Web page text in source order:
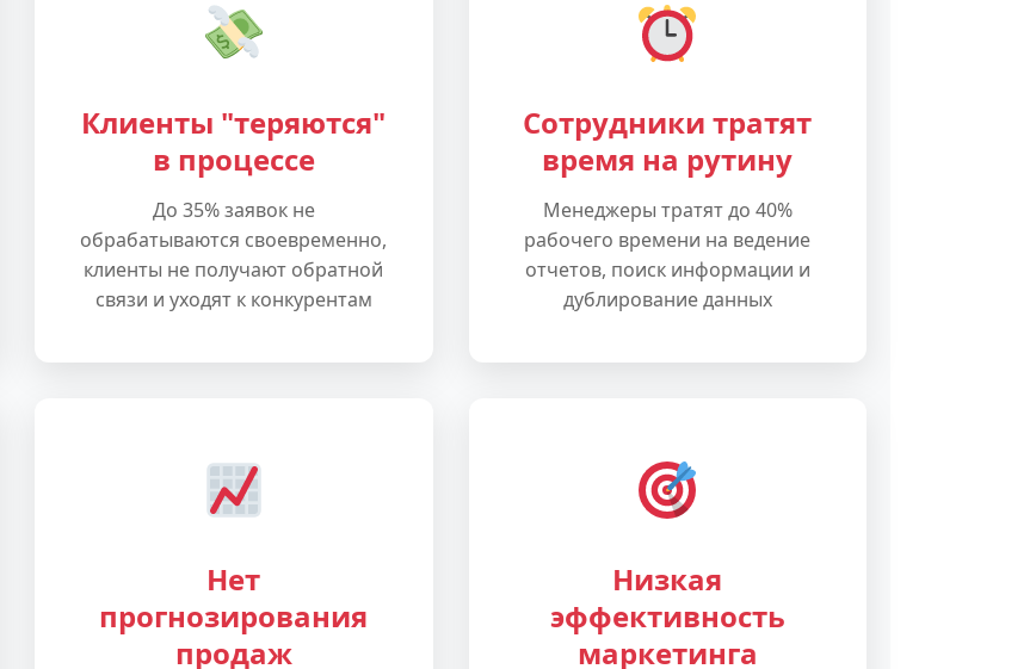
Клиенты "теряются"
в процессе
До 35% заявок не
обрабатываются своевременно,
клиенты не получают обратной
связи и уходят к конкурентам
Сотрудники тратят
время на рутину
Менеджеры тратят до 40%
рабочего времени на ведение
отчетов, поиск информации и
дублирование данных
Нет
прогнозирования
продаж
Низкая
эффективность
маркетинга